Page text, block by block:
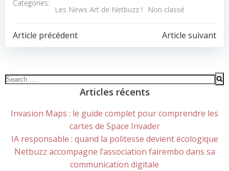
Categories:
Les News Art de Netbuzz !
Non classé
POST
Article précédent Article suivant
Search
Articles récents
Invasion Maps : le guide complet pour comprendre les
cartes de Space Invader
IA responsable : quand la politesse devient écologique
Netbuzz accompagne l’association fairembo dans sa
communication digitale